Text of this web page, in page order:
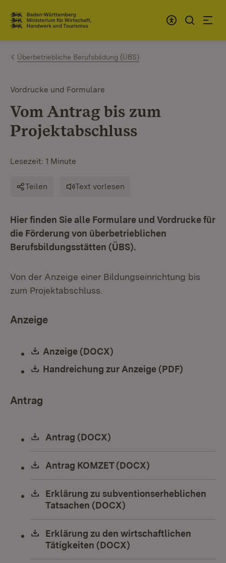
Zum Inhalt springen
Link zur Startseite
Überbetriebliche Berufsbildung (ÜBS)
Vordrucke und Formulare
Vom Antrag bis zum
Projektabschluss
Lesezeit: 1 Minute
Teilen Text vorlesen
Hier finden Sie alle Formulare und Vordrucke für
die Förderung von überbetrieblichen
Berufsbildungsstätten (ÜBS).
Von der Anzeige einer Bildungseinrichtung bis
zum Projektabschluss.
Anzeige
Download:
Anzeige (DOCX)
Download:
Handreichung zur Anzeige (PDF)
Antrag
Download:
Antrag (DOCX)
Download:
Antrag KOMZET (DOCX)
Download:
Erklärung zu subventionserheblichen
Tatsachen (DOCX)
Download:
Erklärung zu den wirtschaftlichen
Tätigkeiten (DOCX)